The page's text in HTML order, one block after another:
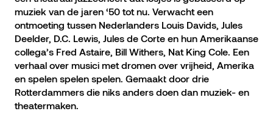
muziek van de jaren ‘50 tot nu. Verwacht een
ontmoeting tussen Nederlanders Louis Davids, Jules
Deelder, D.C. Lewis, Jules de Corte en hun Amerikaanse
collega’s Fred Astaire, Bill Withers, Nat King Cole. Een
verhaal over musici met dromen over vrijheid, Amerika
en spelen spelen spelen. Gemaakt door drie
Rotterdammers die niks anders doen dan muziek- en
theatermaken.